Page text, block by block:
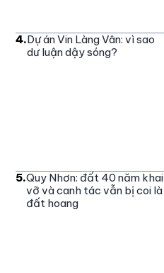
4.Dự án Vin Làng Vân: vì sao
dư luận dậy sóng?
5.Quy Nhơn: đất 40 năm khai
vỡ và canh tác vẫn bị coi là
đất hoang